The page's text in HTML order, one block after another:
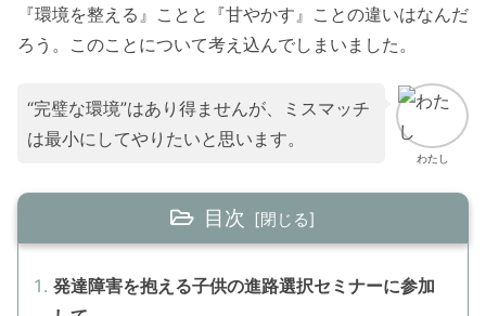
『環境を整える』ことと『甘やかす』ことの違いはなんだ
ろう。このことについて考え込んでしまいました。
わたし
“完璧な環境”はあり得ませんが、ミスマッチ
は最小にしてやりたいと思います。
目次
発達障害を抱える子供の進路選択セミナーに参加